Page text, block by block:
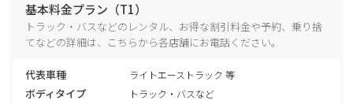
基本料金プラン（T1）
トラック・バスなどのレンタル、お得な割引料金や予約、乗り捨
てなどの詳細は、こちらから各店舗にお電話ください。
代表車種 ライトエーストラック 等
ボディタイプ トラック・バスなど